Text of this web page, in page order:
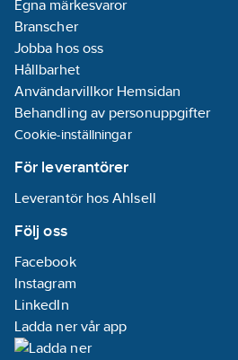
Egna märkesvaror
Branscher
Jobba hos oss
Hållbarhet
Användarvillkor Hemsidan
Behandling av personuppgifter
Cookie-inställningar
För leverantörer
Leverantör hos Ahlsell
Följ oss
Facebook
Instagram
LinkedIn
Ladda ner vår app